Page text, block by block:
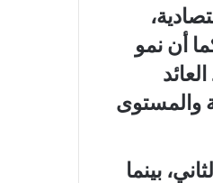
أن نمو
والمستوى
بينما